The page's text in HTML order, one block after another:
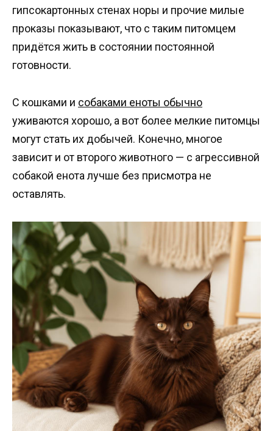
гипсокартонных стенах норы и прочие милые
проказы показывают, что с таким питомцем
придётся жить в состоянии постоянной
готовности.
С кошками и собаками еноты обычно
уживаются хорошо, а вот более мелкие питомцы
могут стать их добычей. Конечно, многое
зависит и от второго животного — с агрессивной
собакой енота лучше без присмотра не
оставлять.